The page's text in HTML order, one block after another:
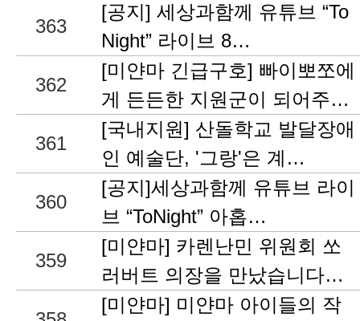
363
[공지] 세상과함께 유튜브 “To
Night” 라이브 8…
362
[미얀마 긴급구호] 빠이뽀쪼에
게 든든한 지원군이 되어주…
361
[국내지원] 산돌학교 발달장애
인 예술단, '그랑'은 계…
360
[공지]세상과함께 유튜브 라이
브 “ToNight” 아홉…
359
[미얀마] 카렌난민 위원회 쏘
러버트 의장을 만났습니다…
[미얀마] 미얀마 아이들의 작